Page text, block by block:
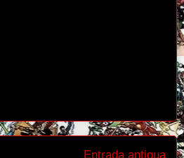
Entrada antigua